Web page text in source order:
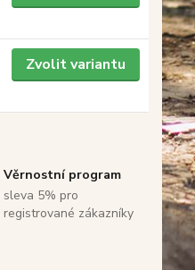
Zvolit variantu
Věrnostní program
sleva 5% pro
registrované zákazníky